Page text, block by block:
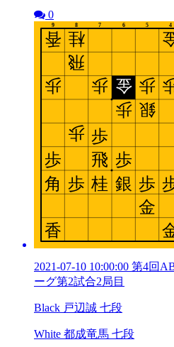
0
2021-07-10 10:00:00 第4回
ーグ第2試合2局目
Black 戸辺誠 七段
White 都成竜馬 七段